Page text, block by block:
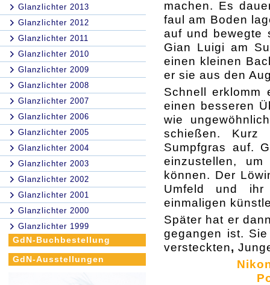
Glanzlichter 2013
Glanzlichter 2012
Glanzlichter 2011
Glanzlichter 2010
Glanzlichter 2009
Glanzlichter 2008
Glanzlichter 2007
Glanzlichter 2006
Glanzlichter 2005
Glanzlichter 2004
Glanzlichter 2003
Glanzlichter 2002
Glanzlichter 2001
Glanzlichter 2000
Glanzlichter 1999
GdN-Buchbestellung
GdN-Ausstellungen
machen. Es
faul am Boden
auf und bewegte
Gian Luigi am
einen kleinen
er sie aus den
Schnell erklomm
einen besseren
wie
schießen.
Sumpfgras auf.
einzustellen,
können. Der
Umfeld und ihr
einmaligen
Später hat er
gegangen ist.
versteckten,